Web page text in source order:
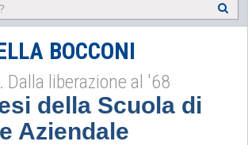
guerre
al '68
all'internazionalizzazione
BOCCONI
Dalla liberazione al '68
della Scuola di
Aziendale